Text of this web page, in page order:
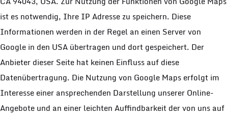
ist es notwendig, Ihre IP Adresse zu speichern. Diese
Informationen werden in der Regel an einen Server von
Google in den USA übertragen und dort gespeichert. Der
Anbieter dieser Seite hat keinen Einfluss auf diese
Datenübertragung. Die Nutzung von Google Maps erfolgt im
Interesse einer ansprechenden Darstellung unserer Online-
Angebote und an einer leichten Auffindbarkeit der von uns auf